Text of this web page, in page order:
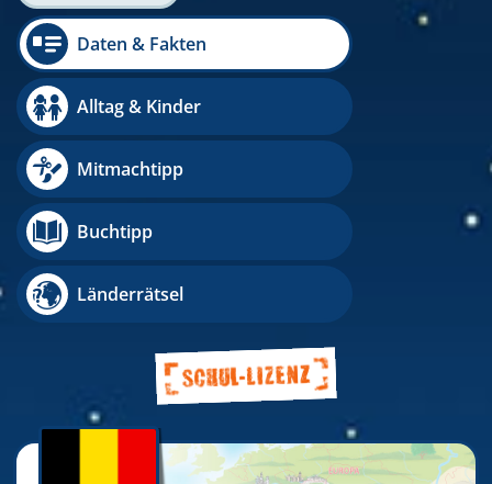
Daten & Fakten
Alltag & Kinder
Mitmachtipp
Buchtipp
Länderrätsel